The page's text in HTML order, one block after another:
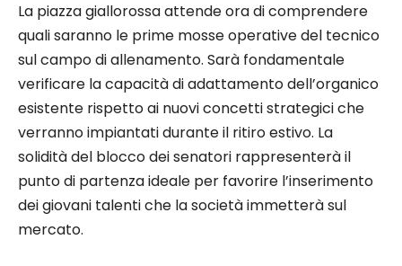
La piazza giallorossa attende ora di comprendere
quali saranno le prime mosse operative del tecnico
sul campo di allenamento. Sarà fondamentale
verificare la capacità di adattamento dell’organico
esistente rispetto ai nuovi concetti strategici che
verranno impiantati durante il ritiro estivo. La
solidità del blocco dei senatori rappresenterà il
punto di partenza ideale per favorire l’inserimento
dei giovani talenti che la società immetterà sul
mercato.